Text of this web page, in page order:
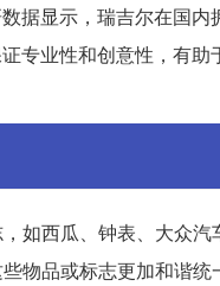
据显示，瑞吉尔在国内
专业性和创意性，有助
如西瓜、钟表、大众汽
物品或标志更加和谐